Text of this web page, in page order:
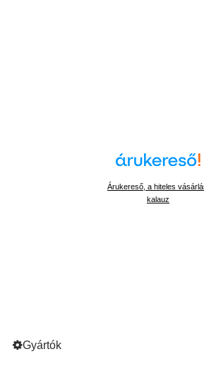
Árukereső, a hiteles
kalauz
Gyártók